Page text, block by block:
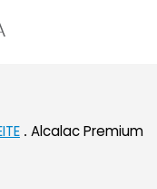
Alcalac Premium